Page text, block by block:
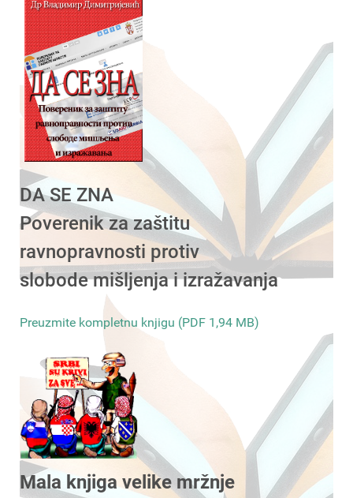
DA SE ZNA
Poverenik za zaštitu
ravnopravnosti protiv
slobode mišljenja i izražavanja
Preuzmite kompletnu knjigu (PDF 1,94 MB)
Mala knjiga velike mržnje